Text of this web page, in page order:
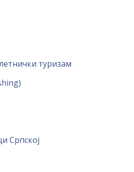
туризам
Српској